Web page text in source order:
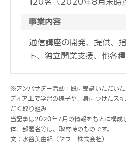
事業内容
通信講座の開発、提供、
ト、独立開業支援、他各
※アンバサダー活動：既に受講いただい
ディア上で学習の様子や、身につけたス
だく取り組み
当記事は2020年7月の情報をもとに構成
体、部署名等は、取材時のものです。
文：水谷美由紀（ヤフー株式会社）